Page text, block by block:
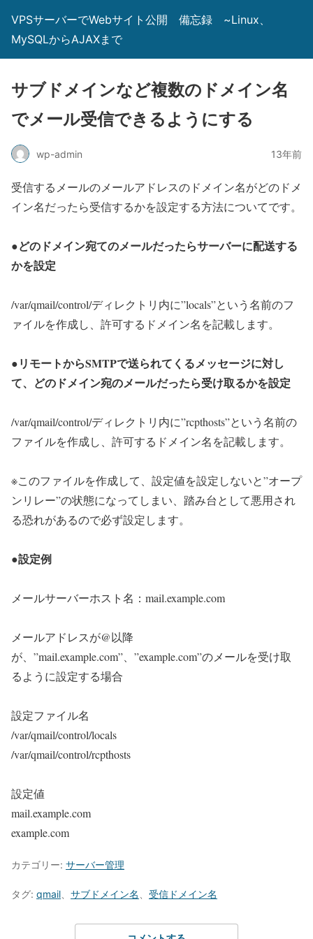
VPSサーバーでWebサイト公開 備忘録 ~Linux、
MySQLからAJAXまで
サブドメインなど複数のドメイン名
でメール受信できるようにする
wp-admin 13年前
受信するメールのメールアドレスのドメイン名がどのドメ
イン名だったら受信するかを設定する方法についてです。
●どのドメイン宛てのメールだったらサーバーに配送する
かを設定
/var/qmail/control/ディレクトリ内に”locals”という名前のフ
ァイルを作成し、許可するドメイン名を記載します。
●リモートからSMTPで送られてくるメッセージに対し
て、どのドメイン宛のメールだったら受け取るかを設定
/var/qmail/control/ディレクトリ内に”rcpthosts”という名前の
ファイルを作成し、許可するドメイン名を記載します。
※このファイルを作成して、設定値を設定しないと”オープ
ンリレー”の状態になってしまい、踏み台として悪用され
る恐れがあるので必ず設定します。
●設定例
メールサーバーホスト名：mail.example.com
メールアドレスが@以降
が、”mail.example.com”、”example.com”のメールを受け取
るように設定する場合
設定ファイル名
/var/qmail/control/locals
/var/qmail/control/rcpthosts
設定値
mail.example.com
example.com
カテゴリー: サーバー管理
タグ: qmail サブドメイン名 受信ドメイン名